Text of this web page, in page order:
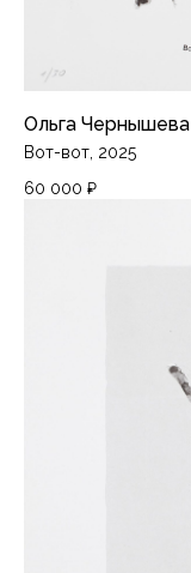
Ольга Чернышева
Вот-вот, 2025
60 000 ₽